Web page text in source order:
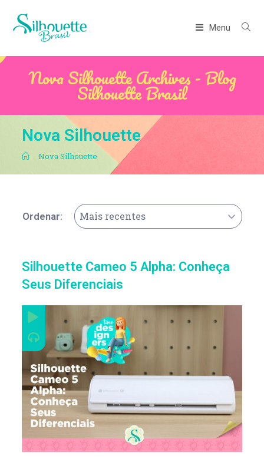
Menu
Nova Silhouette Archives - Blog
Silhouette Brasil
Nova Silhouette
. Nova Silhouette
Ordenar: Mais recentes
Silhouette Cameo 5 Alpha: Conheça
Seus Diferenciais